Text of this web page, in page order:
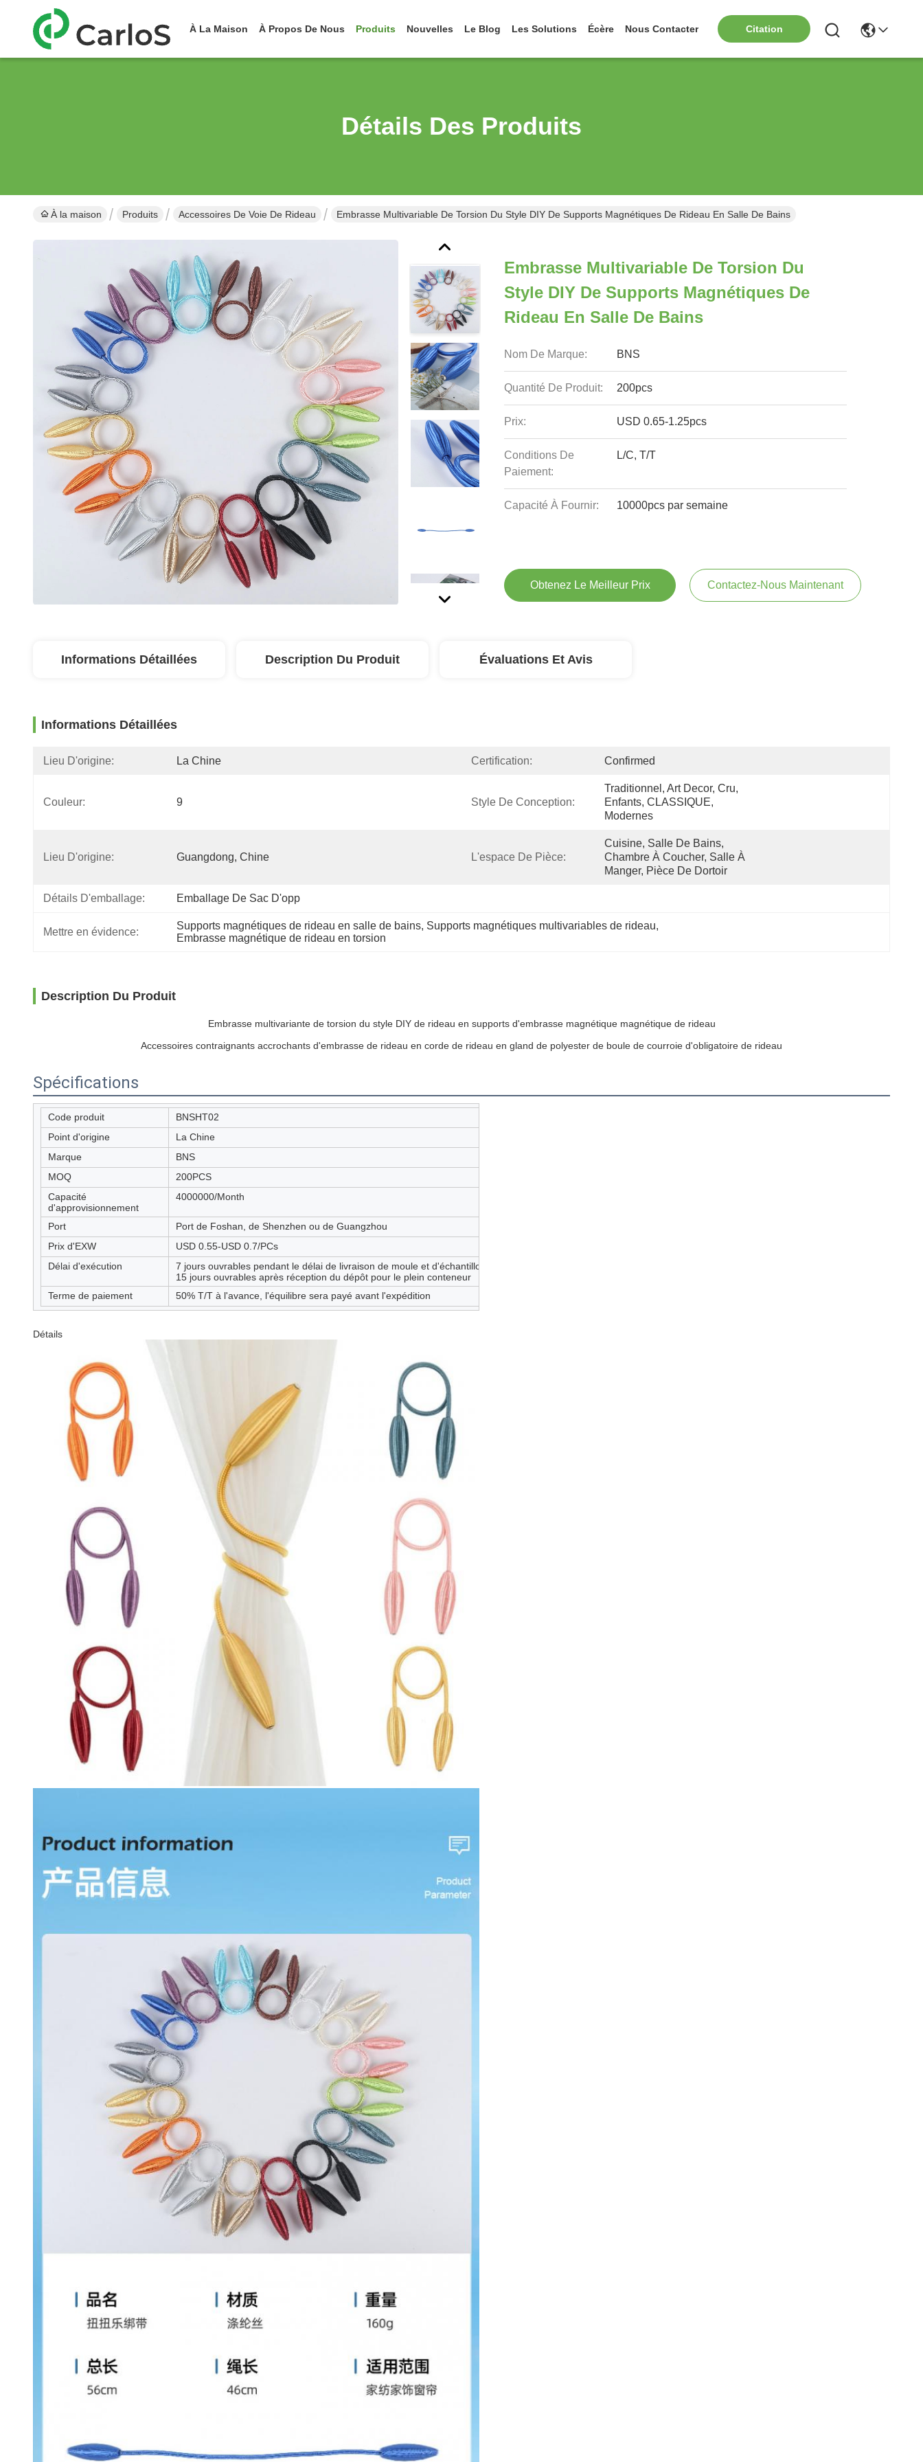
À La Maison À Propos De Nous Produits Nouvelles Le Blog Les Solutions Écère Nous Contacter Citation
Détails Des Produits
À la maison Produits Accessoires De Voie De Rideau Embrasse Multivariable De Torsion Du Style DIY De Supports Magnétiques De Rideau En Salle De Bains
Embrasse Multivariable De Torsion Du
Style DIY De Supports Magnétiques De
Rideau En Salle De Bains
Nom De Marque: BNS
Quantité De Produit: 200pcs
Prix: USD 0.65-1.25pcs
Conditions De
Paiement:
L/C, T/T
Capacité À Fournir: 10000pcs par semaine
Obtenez Le Meilleur Prix Contactez-Nous Maintenant
Informations Détaillées Description Du Produit Évaluations Et Avis
Informations Détaillées
Lieu D'origine: La Chine Certification: Confirmed
Couleur: 9 Style De Conception:
Traditionnel, Art Decor, Cru,
Enfants, CLASSIQUE,
Modernes
Lieu D'origine: Guangdong, Chine L'espace De Pièce:
Cuisine, Salle De Bains,
Chambre À Coucher, Salle À
Manger, Pièce De Dortoir
Détails D'emballage: Emballage De Sac D'opp
Mettre en évidence:
Supports magnétiques de rideau en salle de bains, Supports magnétiques multivariables de rideau,
Embrasse magnétique de rideau en torsion
Description Du Produit
Embrasse multivariante de torsion du style DIY de rideau en supports d'embrasse magnétique magnétique de rideau
Accessoires contraignants accrochants d'embrasse de rideau en corde de rideau en gland de polyester de boule de courroie d'obligatoire de rideau
Spécifications
Code produit
BNSHT02
Point d'origine
La Chine
Marque
BNS
MOQ
200PCS
Capacité
d'approvisionnement
4000000/Month
Port
Port de Foshan, de Shenzhen ou de Guangzhou
Prix d'EXW
USD 0.55-USD 0.7/PCs
Délai d'exécution
7 jours ouvrables pendant le délai de livraison de moule et d'échantillon.
15 jours ouvrables après réception du dépôt pour le plein conteneur
Terme de paiement
50% T/T à l'avance, l'équilibre sera payé avant l'expédition
Détails